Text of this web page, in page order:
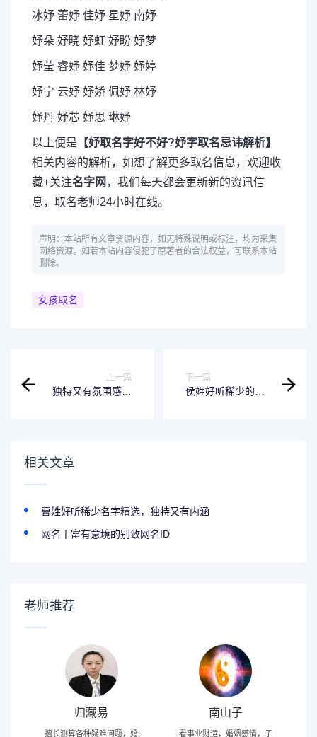
冰妤 蕾妤 佳妤 星妤 南妤
妤朵 妤晓 妤虹 妤盼 妤梦
妤莹 睿妤 妤佳 梦妤 妤婷
妤宁 云妤 妤娇 佩妤 林妤
妤丹 妤芯 妤思 琳妤
以上便是 【妤取名字好不好?妤字取名忌讳解析】
相关内容的解析，如想了解更多取名信息，欢迎收
藏+关注名字网 ，我们每天都会更新新的资讯信
息，取名老师24小时在线。
声明：本站所有文章资源内容，如无特殊说明或标注，均为采集
网络资源。如若本站内容侵犯了原著者的合法权益，可联系本站
删除。
女孩取名
上一篇
独特又有氛围感的
下一篇
侯姓好听稀少的女
相关文章
曹姓好听稀少名字精选，独特又有内涵
网名丨富有意境的别致网名ID
老师推荐
归藏易
擅长测算各种疑难问题，婚
南山子
看事业财运，婚姻感情，子